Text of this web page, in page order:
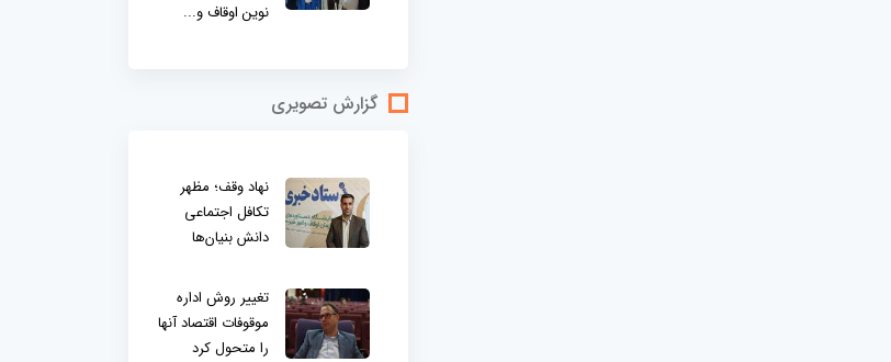
نوین اوقاف و...
گزارش تصویری
نهاد وقف؛ مظهر
تکافل اجتماعی
دانش بنیان‌ها
تغییر روش اداره
موقوفات اقتصاد آنها
را متحول کرد